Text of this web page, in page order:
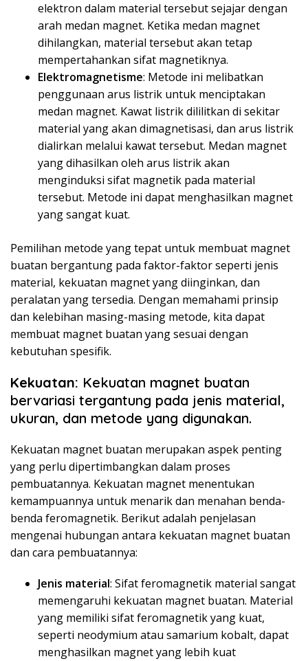
elektron dalam material tersebut sejajar dengan
arah medan magnet. Ketika medan magnet
dihilangkan, material tersebut akan tetap
mempertahankan sifat magnetiknya.
Elektromagnetisme: Metode ini melibatkan
penggunaan arus listrik untuk menciptakan
medan magnet. Kawat listrik dililitkan di sekitar
material yang akan dimagnetisasi, dan arus listrik
dialirkan melalui kawat tersebut. Medan magnet
yang dihasilkan oleh arus listrik akan
menginduksi sifat magnetik pada material
tersebut. Metode ini dapat menghasilkan magnet
yang sangat kuat.
Pemilihan metode yang tepat untuk membuat magnet
buatan bergantung pada faktor-faktor seperti jenis
material, kekuatan magnet yang diinginkan, dan
peralatan yang tersedia. Dengan memahami prinsip
dan kelebihan masing-masing metode, kita dapat
membuat magnet buatan yang sesuai dengan
kebutuhan spesifik.
Kekuatan: Kekuatan magnet buatan
bervariasi tergantung pada jenis material,
ukuran, dan metode yang digunakan.
Kekuatan magnet buatan merupakan aspek penting
yang perlu dipertimbangkan dalam proses
pembuatannya. Kekuatan magnet menentukan
kemampuannya untuk menarik dan menahan benda-
benda feromagnetik. Berikut adalah penjelasan
mengenai hubungan antara kekuatan magnet buatan
dan cara pembuatannya:
Jenis material: Sifat feromagnetik material sangat
memengaruhi kekuatan magnet buatan. Material
yang memiliki sifat feromagnetik yang kuat,
seperti neodymium atau samarium kobalt, dapat
menghasilkan magnet yang lebih kuat